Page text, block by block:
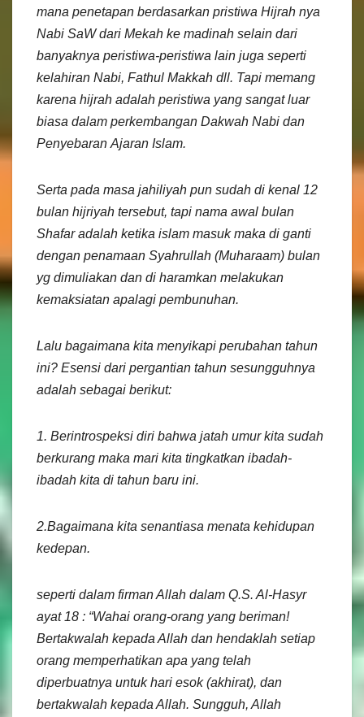
mana penetapan berdasarkan pristiwa Hijrah nya
Nabi SaW dari Mekah ke madinah selain dari
banyaknya peristiwa-peristiwa lain juga seperti
kelahiran Nabi, Fathul Makkah dll. Tapi memang
karena hijrah adalah peristiwa yang sangat luar
biasa dalam perkembangan Dakwah Nabi dan
Penyebaran Ajaran Islam.
Serta pada masa jahiliyah pun sudah di kenal 12
bulan hijriyah tersebut, tapi nama awal bulan
Shafar adalah ketika islam masuk maka di ganti
dengan penamaan Syahrullah (Muharaam) bulan
yg dimuliakan dan di haramkan melakukan
kemaksiatan apalagi pembunuhan.
Lalu bagaimana kita menyikapi perubahan tahun
ini? Esensi dari pergantian tahun sesungguhnya
adalah sebagai berikut:
1. Berintrospeksi diri bahwa jatah umur kita sudah
berkurang maka mari kita tingkatkan ibadah-
ibadah kita di tahun baru ini.
2.Bagaimana kita senantiasa menata kehidupan
kedepan.
seperti dalam firman Allah dalam Q.S. Al-Hasyr
ayat 18 : “Wahai orang-orang yang beriman!
Bertakwalah kepada Allah dan hendaklah setiap
orang memperhatikan apa yang telah
diperbuatnya untuk hari esok (akhirat), dan
bertakwalah kepada Allah. Sungguh, Allah